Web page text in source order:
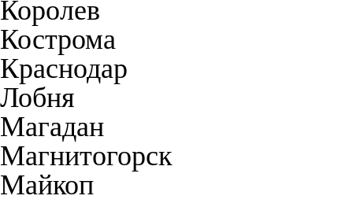
Королев
Кострома
Краснодар
Лобня
Магадан
Магнитогорск
Майкоп